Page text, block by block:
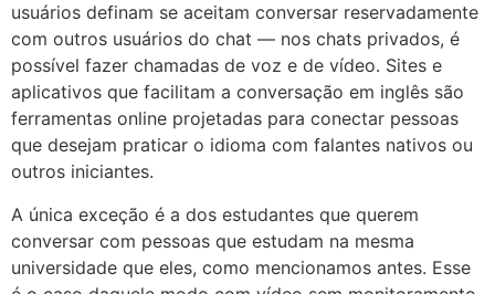
usuários definam se aceitam conversar reservadamente
com outros usuários do chat — nos chats privados, é
possível fazer chamadas de voz e de vídeo. Sites e
aplicativos que facilitam a conversação em inglês são
ferramentas online projetadas para conectar pessoas
que desejam praticar o idioma com falantes nativos ou
outros iniciantes.
A única exceção é a dos estudantes que querem
conversar com pessoas que estudam na mesma
universidade que eles, como mencionamos antes. Esse